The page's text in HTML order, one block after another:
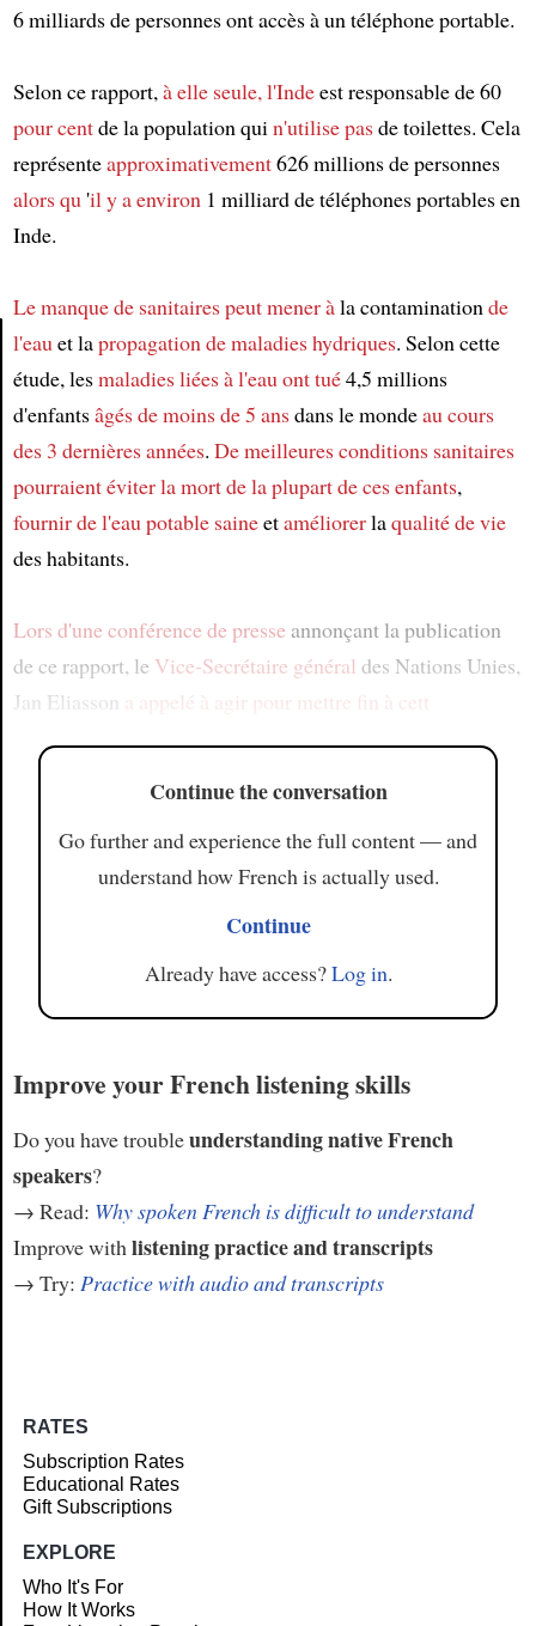
Article
6 milliards de personnes ont accès à un téléphone portable.
Selon ce rapport,à elle seule, l'Indeest responsable de 60
pour centde la population quin'utilise pasde toilettes. Cela
représenteapproximativement626 millions de personnes
alors qu'il y a environ1 milliard de téléphones portables en
Inde.
Le manque de sanitairespeut mener àla contaminationde
l'eauet lapropagation de maladies hydriques. Selon cette
étude, lesmaladies liées à l'eauont tué4,5 millions
d'enfantsâgés de moins de 5 ansdans le mondeau cours
des 3 dernières années. De meilleures conditions sanitaires
pourraient éviterla mort de la plupart de ces enfants,
fournir de l'eau potable saineetaméliorerlaqualité de vie
des habitants.
Lors d'une conférence de presseannonçant la publication
de ce rapport, le Vice-Secrétaire général des Nations Unies,
Jan Eliasson a appelé à agir pour mettre fin à cett
Continue the conversation
Go further and experience the full content — and
understand how French is actually used.
Continue
Already have access?Log in.
Improve your French listening skills
Do you have troubleunderstanding native French
speakers?
→ Read: Why spoken French is difficult to understand
Improve with listening practice and transcripts
→ Try: Practice with audio and transcripts
RATES
Subscription Rates
Educational Rates
Gift Subscriptions
EXPLORE
Who It's For
How It Works